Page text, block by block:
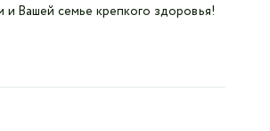
Вашей семье крепкого здоровья!